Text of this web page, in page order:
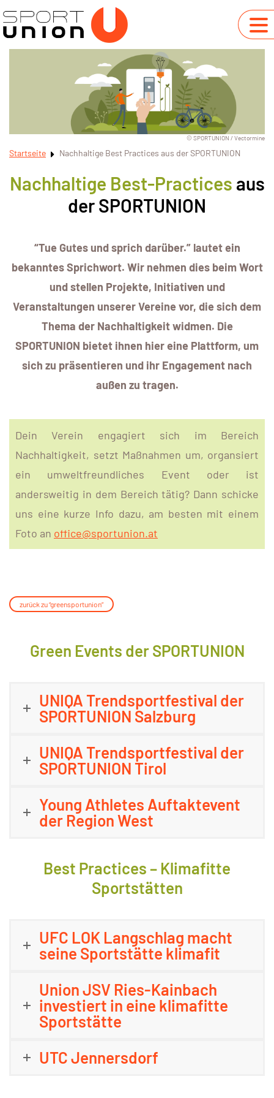
© SPORTUNION / Vectormine
Startseite Nachhaltige Best Practices aus der SPORTUNION
Nachhaltige Best-Practices aus
der SPORTUNION
“Tue Gutes und sprich darüber.” lautet ein
bekanntes Sprichwort. Wir nehmen dies beim Wort
und stellen Projekte, Initiativen und
Veranstaltungen unserer Vereine vor, die sich dem
Thema der Nachhaltigkeit widmen. Die
SPORTUNION bietet ihnen hier eine Plattform, um
sich zu präsentieren und ihr Engagement nach
außen zu tragen.
Dein Verein engagiert sich im Bereich
Nachhaltigkeit, setzt Maßnahmen um, organsiert
ein umweltfreundliches Event oder ist
andersweitig in dem Bereich tätig? Dann schicke
uns eine kurze Info dazu, am besten mit einem
Foto an office@sportunion.at
zurück zu “greensportunion”
Green Events der SPORTUNION
UNIQA Trendsportfestival der
SPORTUNION Salzburg
UNIQA Trendsportfestival der
SPORTUNION Tirol
Young Athletes Auftaktevent
der Region West
Best Practices – Klimafitte
Sportstätten
UFC LOK Langschlag macht
seine Sportstätte klimafit
Union JSV Ries-Kainbach
investiert in eine klimafitte
Sportstätte
UTC Jennersdorf